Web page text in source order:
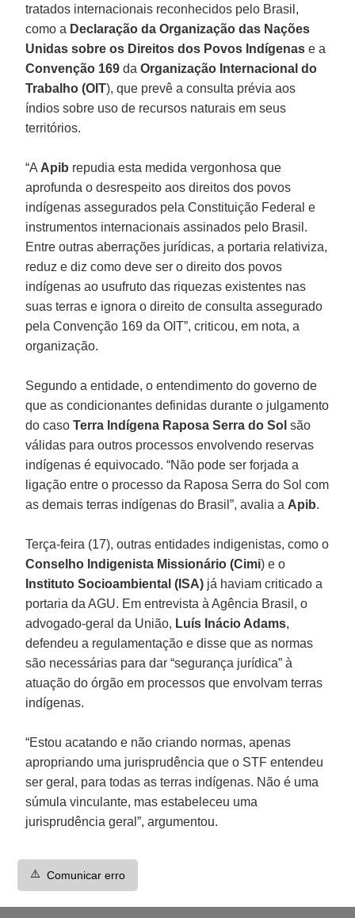
tratados internacionais reconhecidos pelo Brasil,
como a Declaração da Organização das Nações
Unidas sobre os Direitos dos Povos Indígenas e a
Convenção 169daOrganização Internacional do
Trabalho (OIT), que prevê a consulta prévia aos
índios sobre uso de recursos naturais em seus
territórios.
“A Apib repudia esta medida vergonhosa que
aprofunda o desrespeito aos direitos dos povos
indígenas assegurados pela Constituição Federal e
instrumentos internacionais assinados pelo Brasil.
Entre outras aberrações jurídicas, a portaria relativiza,
reduz e diz como deve ser o direito dos povos
indígenas ao usufruto das riquezas existentes nas
suas terras e ignora o direito de consulta assegurado
pela Convenção 169 da OIT”, criticou, em nota, a
organização.
Segundo a entidade, o entendimento do governo de
que as condicionantes definidas durante o julgamento
do casoTerra Indígena Raposa Serra do Sol são
válidas para outros processos envolvendo reservas
indígenas é equivocado. “Não pode ser forjada a
ligação entre o processo da Raposa Serra do Sol com
as demais terras indígenas do Brasil”, avalia a Apib.
Terça-feira (17), outras entidades indigenistas, como o
Conselho Indigenista Missionário (Cimi) e o
Instituto Socioambiental (ISA) já haviam criticado a
portaria da AGU. Em entrevista à Agência Brasil, o
advogado-geral da União, Luís Inácio Adams,
defendeu a regulamentação e disse que as normas
são necessárias para dar “segurança jurídica” à
atuação do órgão em processos que envolvam terras
indígenas.
“Estou acatando e não criando normas, apenas
apropriando uma jurisprudência que o STF entendeu
ser geral, para todas as terras indígenas. Não é uma
súmula vinculante, mas estabeleceu uma
jurisprudência geral”, argumentou.
⚠️ Comunicar erro